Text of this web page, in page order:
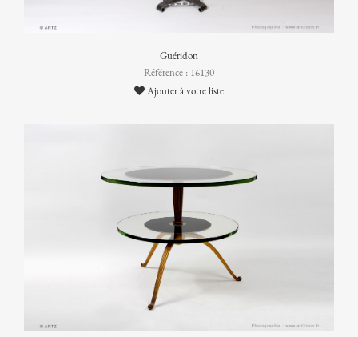
Guéridon
Référence : 16130
Ajouter à votre liste